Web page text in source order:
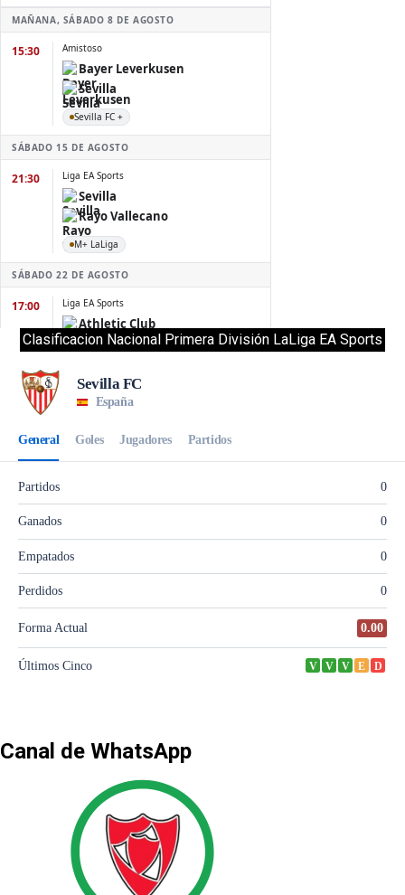
Clasificacion Nacional Primera División LaLiga EA Sports
Canal de WhatsApp